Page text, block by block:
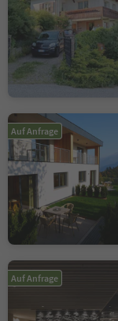
Auf Anfrage
Auf Anfrage